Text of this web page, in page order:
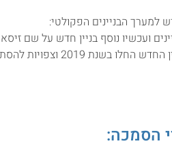
למערך הבניינים הפקולטי:
עבודות הבינוי של הבניין החדש החלו בשנת
הסמכה: